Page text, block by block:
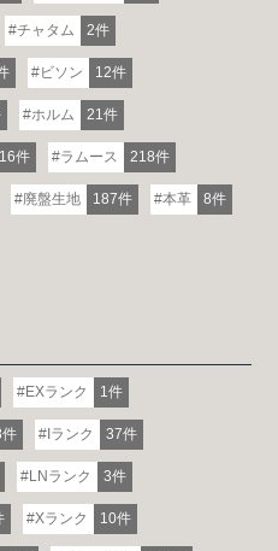
チャタム 2件
ビソン 12件
ホルム 21件
16件 ラムース 218件
廃盤生地 187件 本革 8件
EXランク 1件
Iランク 37件
LNランク 3件
Xランク 10件